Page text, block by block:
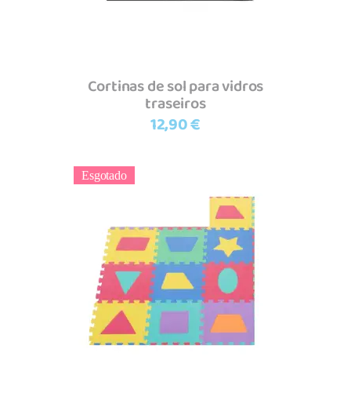
Cortinas de sol para vidros
traseiros
12,90€
Esgotado
Ler mais